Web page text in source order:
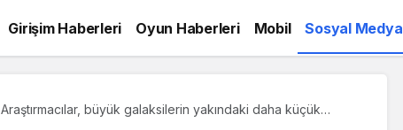
Girişim Haberleri Oyun Haberleri Mobil Sosyal Medya
Araştırmacılar, büyük galaksilerin yakındaki daha küçük